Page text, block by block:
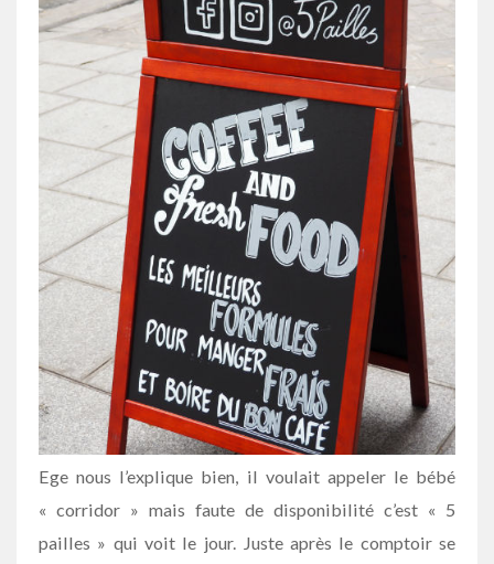
Ege nous l’explique bien, il voulait appeler le bébé
« corridor » mais faute de disponibilité c’est « 5
pailles » qui voit le jour. Juste après le comptoir se